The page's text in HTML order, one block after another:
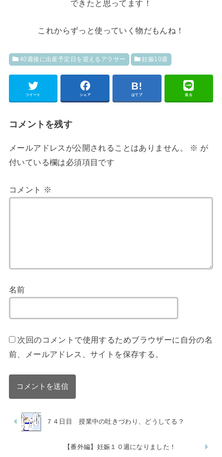
できたと思ってます！
これからずっと使っていく物だもんね！
40週後に出産予定日を迎えるアラサー 妊娠10週
ツイート シェア はてブ 送る
コメントを残す
メールアドレスが公開されることはありません。 ※ が
付いている欄は必須項目です
コメント ※
名前
次回のコメントで使用するためブラウザーに自分の名
前、メールアドレス、サイトを保存する。
７４日目 授業中の吐きづわり、どうしてる？
【番外編】妊娠１０週になりました！